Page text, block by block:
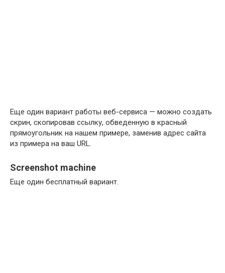
Еще один вариант работы веб-сервиса — можно создать
скрин, скопировав ссылку, обведенную в красный
прямоугольник на нашем примере, заменив адрес сайта
из примера на ваш URL.
Screenshot machine
Еще один бесплатный вариант.